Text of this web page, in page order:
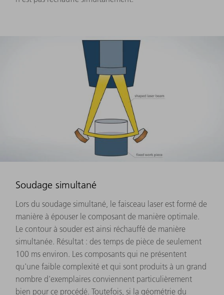
Soudage simultané
Lors du soudage simultané, le faisceau laser est formé de
manière à épouser le composant de manière optimale.
Le contour à souder est ainsi réchauffé de manière
simultanée. Résultat : des temps de pièce de seulement
100 ms environ. Les composants qui ne présentent
qu'une faible complexité et qui sont produits à un grand
nombre d'exemplaires conviennent particulièrement
bien pour ce procédé. Toutefois, si la géométrie du